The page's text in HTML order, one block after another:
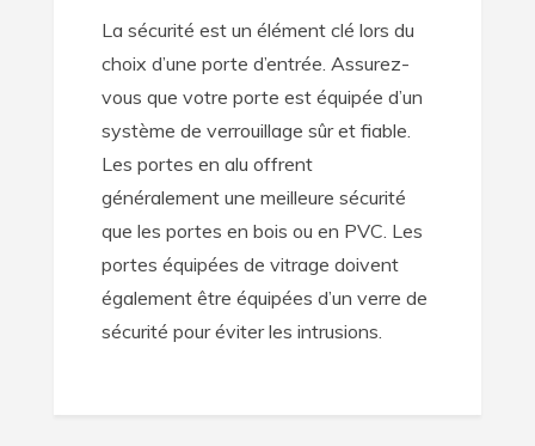
La sécurité est un élément clé lors du
choix d’une porte d’entrée. Assurez-
vous que votre porte est équipée d’un
système de verrouillage sûr et fiable.
Les portes en alu offrent
généralement une meilleure sécurité
que les portes en bois ou en PVC. Les
portes équipées de vitrage doivent
également être équipées d’un verre de
sécurité pour éviter les intrusions.